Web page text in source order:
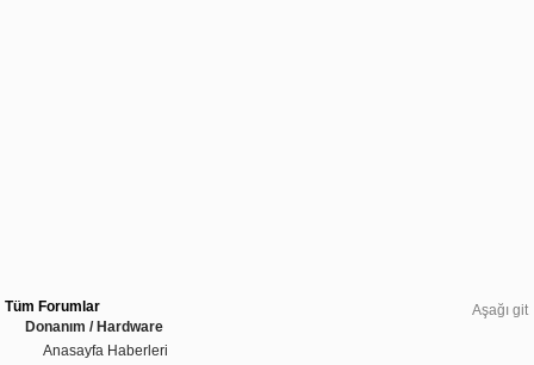
Aşağı git
Tüm Forumlar
Donanım / Hardware
Anasayfa Haberleri